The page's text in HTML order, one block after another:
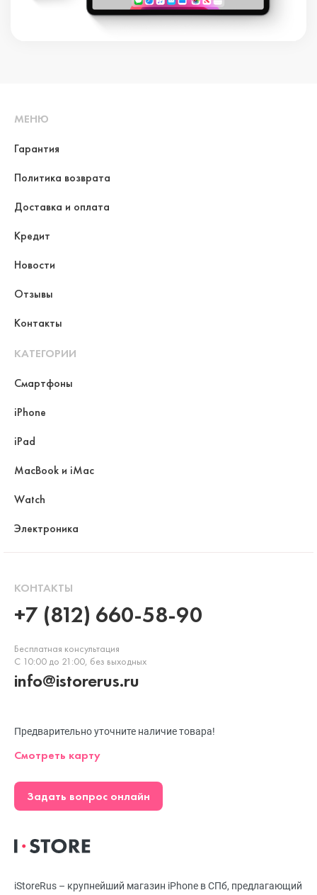
iStoreRus – крупнейший магазин iPhone в СПб, предлагающий
МЕНЮ
Гарантия
Политика возврата
Доставка и оплата
Кредит
Новости
Отзывы
Контакты
КАТЕГОРИИ
Смартфоны
iPhone
iPad
MacBook и iMac
Watch
Электроника
КОНТАКТЫ
+7 (812) 660-58-90
Бесплатная консультация
С 10:00 до 21:00, без выходных
info@istorerus.ru
Предварительно уточните наличие товара!
Смотреть карту
Задать вопрос онлайн